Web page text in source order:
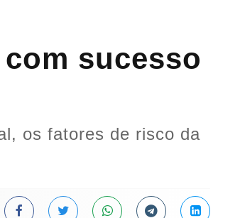
sucesso
os fatores de risco da